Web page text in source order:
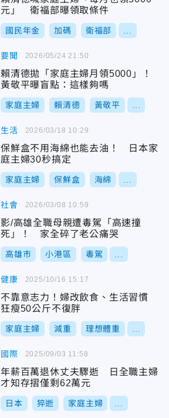
元」 衛福部曝領取條件
國民年金 加碼 衛福部
要聞
賴清德拋「家庭主婦月領5000」！
黃敬平曝盲點：這樣夠嗎
家庭主婦 賴清德 黃敬平
2026/05/24 21:50
生活
保鮮盒不用海綿也能去油！ 日本家
庭主婦30秒搞定
家庭主婦 保鮮盒 海綿
2026/03/18 10:29
社會
影/高雄全職母親遭毒駕「高速撞
死」！ 家全碎了老公痛哭
高雄市 小港區 毒駕
2026/03/08 10:59
健康
不靠意志力！婦改飲食、生活習慣
狂瘦50公斤不復胖
家庭主婦 減重 理想體重
2025/10/16 15:17
國際
年薪百萬退休丈夫驟逝 日全職主婦
才知存摺僅剩62萬元
日本 猝逝 家庭主婦
2025/09/03 11:58